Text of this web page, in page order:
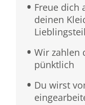
Freue dich
deinen
Wir zahlen
pünktlich
Du wirst